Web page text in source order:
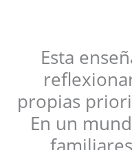
Esta
propias
En un